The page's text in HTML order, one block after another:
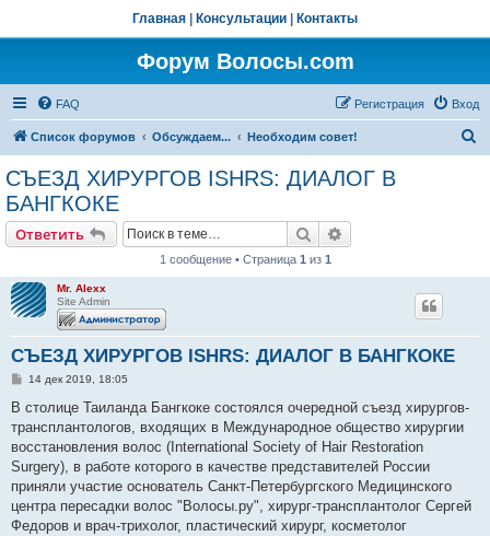
Главная Консультации Контакты
Форум Волосы.com
FAQ Вход
Регистрация
Список форумов Обсуждаем... Необходим совет!
СЪЕЗД ХИРУРГОВ ISHRS: ДИАЛОГ В
БАНГКОКЕ
Ответить Поиск
1 сообщение • Страница 1 из 1
Mr. Alexx
Site Admin
СЪЕЗД ХИРУРГОВ ISHRS: ДИАЛОГ В БАНГКОКЕ
С
о
щ
е
и
е
14 дек 2019, 18:05
В столице Таиланда Бангкоке состоялся очередной съезд хирургов-
трансплантологов, входящих в Международное общество хирургии
восстановления волос (International Society of Hair Restoration
Surgery), в работе которого в качестве представителей России
приняли участие основатель Санкт-Петербургского Медицинского
центра пересадки волос "Волосы.ру", хирург-трансплантолог Сергей
Федоров и врач-трихолог, пластический хирург, косметолог